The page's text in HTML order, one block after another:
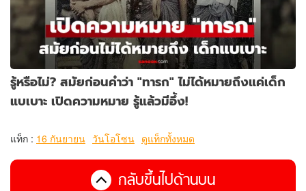
รู้หรือไม่? สมัยก่อนคำว่า "ทารก" ไม่ได้หมายถึงแค่เด็ก
แบเบาะ เปิดความหมาย รู้แล้วมีอึ้ง!
แท็ก : 16 กันยายน วันโอโซน ดูแท็กทั้งหมด
กลับขึ้นไปด้านบน